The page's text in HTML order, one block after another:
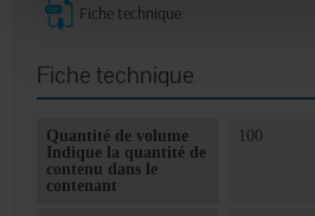
Fiche technique
Fiche technique
Quantité de volume
Indique la quantité de
contenu dans le
contenant
100